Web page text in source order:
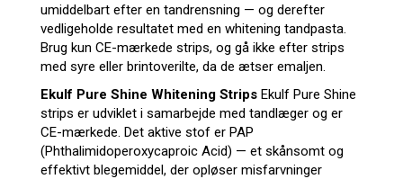
umiddelbart efter en tandrensning — og derefter
vedligeholde resultatet med en whitening tandpasta.
Brug kun CE-mærkede strips, og gå ikke efter strips
med syre eller brintoverilte, da de ætser emaljen.
Ekulf Pure Shine Whitening Strips Ekulf Pure Shine
strips er udviklet i samarbejde med tandlæger og er
CE-mærkede. Det aktive stof er PAP
(Phthalimidoperoxycaproic Acid) — et skånsomt og
effektivt blegemiddel, der opløser misfarvninger